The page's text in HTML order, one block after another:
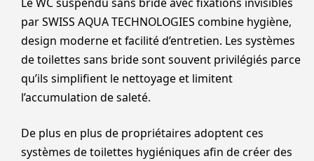
par SWISS AQUA TECHNOLOGIES combine hygiène,
design moderne et facilité d’entretien. Les systèmes
de toilettes sans bride sont souvent privilégiés parce
qu’ils simplifient le nettoyage et limitent
l’accumulation de saleté.
De plus en plus de propriétaires adoptent ces
systèmes de toilettes hygiéniques afin de créer des